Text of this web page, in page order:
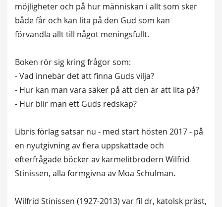
möjligheter och på hur människan i allt som sker
både får och kan lita på den Gud som kan
förvandla allt till något meningsfullt.
Boken rör sig kring frågor som:
- Vad innebär det att finna Guds vilja?
- Hur kan man vara säker på att den är att lita på?
- Hur blir man ett Guds redskap?
Libris förlag satsar nu - med start hösten 2017 - på
en nyutgivning av flera uppskattade och
efterfrågade böcker av karmelitbrodern Wilfrid
Stinissen, alla formgivna av Moa Schulman.
Wilfrid Stinissen (1927-2013) var fil dr, katolsk präst,